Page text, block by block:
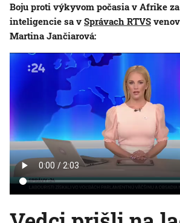
Boju proti výkyvom počasia v Afrike
inteligencie sa v Správach RTVS
Martina Jančiarová: